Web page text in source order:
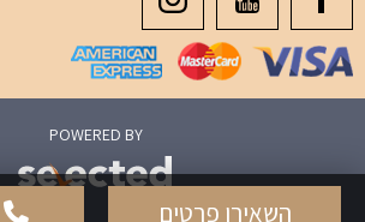
השאירו פרטים
POWERED BY